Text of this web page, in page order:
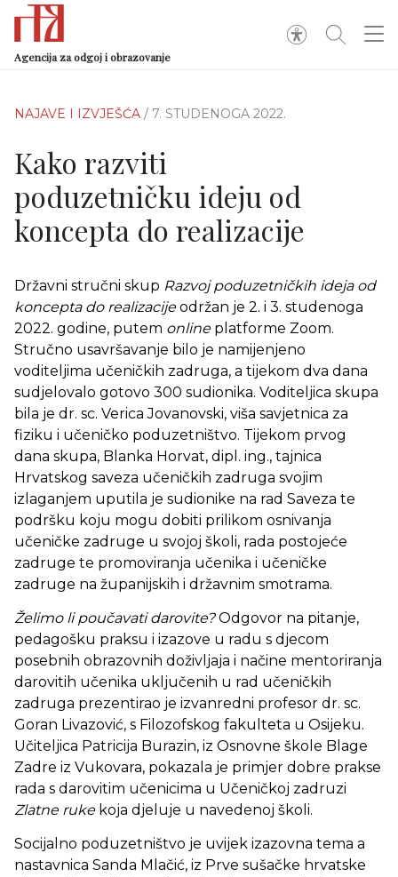
Agencija za odgoj i obrazovanje
NAJAVE I IZVJEŠĆA / 7. STUDENOGA 2022.
Kako razviti
poduzetničku ideju od
koncepta do realizacije
Državni stručni skup Razvoj poduzetničkih ideja od
koncepta do realizacijeodržan je 2. i 3. studenoga
2022. godine, putem online platforme Zoom.
Stručno usavršavanje bilo je namijenjeno
voditeljima učeničkih zadruga, a tijekom dva dana
sudjelovalo gotovo 300 sudionika. Voditeljica skupa
bila je dr. sc. Verica Jovanovski, viša savjetnica za
fiziku i učeničko poduzetništvo. Tijekom prvog
dana skupa, Blanka Horvat, dipl. ing., tajnica
Hrvatskog saveza učeničkih zadruga svojim
izlaganjem uputila je sudionike na rad Saveza te
podršku koju mogu dobiti prilikom osnivanja
učeničke zadruge u svojoj školi, rada postojeće
zadruge te promoviranja učenika i učeničke
zadruge na županijskih i državnim smotrama.
Želimo li poučavati darovite?Odgovor na pitanje,
pedagošku praksu i izazove u radu s djecom
posebnih obrazovnih doživljaja i načine mentoriranja
darovitih učenika uključenih u rad učeničkih
zadruga prezentirao je izvanredni profesor dr. sc.
Goran Livazović, s Filozofskog fakulteta u Osijeku.
Učiteljica Patricija Burazin, iz Osnovne škole Blage
Zadre iz Vukovara, pokazala je primjer dobre prakse
rada s darovitim učenicima u Učeničkoj zadruzi
Zlatne rukekoja djeluje u navedenoj školi.
Socijalno poduzetništvo je uvijek izazovna tema a
nastavnica Sanda Mlačić, iz Prve sušačke hrvatske